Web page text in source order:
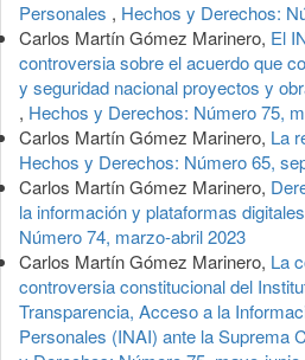
Personales , Hechos y Derechos:
Carlos Martín Gómez Marinero, El
controversia sobre el acuerdo que
y seguridad nacional proyectos y
, Hechos y Derechos: Número 75,
Carlos Martín Gómez Marinero, La
Hechos y Derechos: Número 65,
Carlos Martín Gómez Marinero,
la información y plataformas digitales
Número 74, marzo-abril 2023
Carlos Martín Gómez Marinero, La
controversia constitucional del
Transparencia, Acceso a la
Personales (INAI) ante la Suprema